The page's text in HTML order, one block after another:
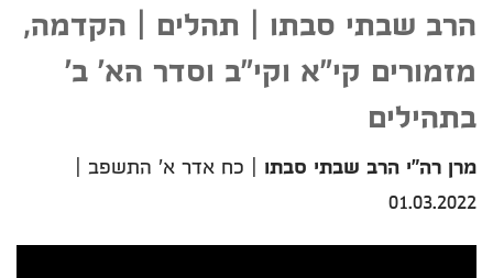
הרב שבתי סבתו | תהלים | הקדמה,
מזמורים קי"א וקי"ב וסדר הא' ב'
בתהילים
מרן רה"י הרב שבתי סבתו | כח אדר א' התשפב |
01.03.2022